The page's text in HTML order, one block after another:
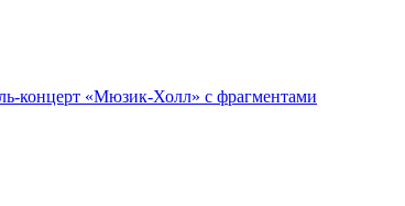
концерт «Мюзик-Холл» с фрагментами